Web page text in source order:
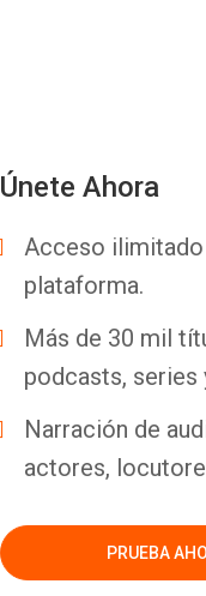
Únete Ahora
Acceso
plataforma.
Más de 30 mil
podcasts, series
Narración de
actores,
PRUEBA